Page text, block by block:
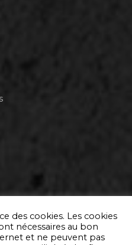
17h00
des cookies. Les cookies
nécessaires au bon
et ne peuvent pas